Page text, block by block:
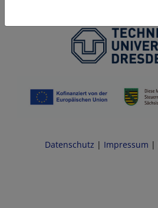
Datenschutz | Impressum |